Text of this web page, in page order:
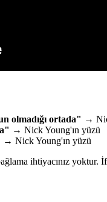
olmadığı ortada" →
→ Nick Young'ın yüzü
→ Nick Young'ın yüzü
ihtiyacınız yoktur.